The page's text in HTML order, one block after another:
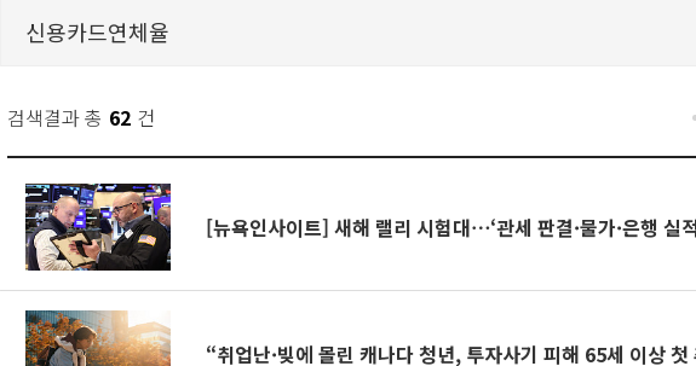
검색결과 총 62 건
[뉴욕인사이트] 새해 랠리 시험대⋯‘관세 판결·물가·은행 실
“취업난·빚에 몰린 캐나다 청년, 투자사기 피해 65세 이상 첫